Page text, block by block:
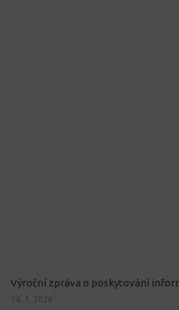
Výroční zpráva o poskytování
14. 1. 2026